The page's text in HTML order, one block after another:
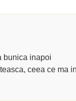
bunica inapoi
ceea ce ma